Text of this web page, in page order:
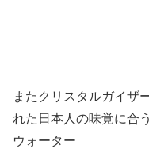
またクリスタルガイザ
れた日本人の味覚に合
ウォーター